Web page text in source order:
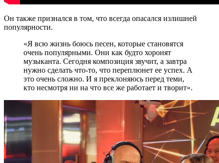
Он также признался в том, что всегда опасался излишней
популярности.
«Я всю жизнь боюсь песен, которые становятся
очень популярными. Они как будто хоронят
музыканта. Сегодня композиция звучит, а завтра
нужно сделать что-то, что переплюнет ее успех. А
это очень сложно. И я преклоняюсь перед теми,
кто несмотря ни на что все же работает и творит».